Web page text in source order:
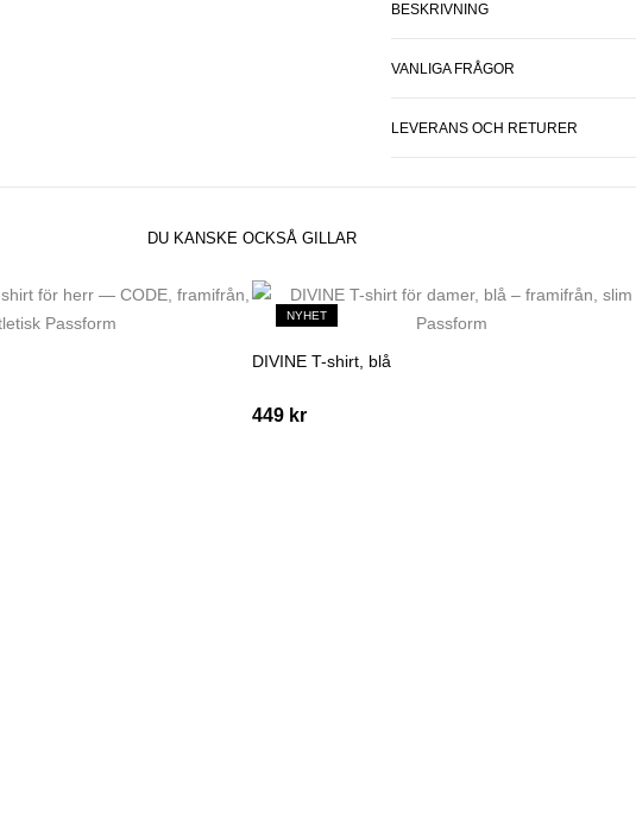
BESKRIVNING
VANLIGA FRÅGOR
LEVERANS OCH RETURER
DU KANSKE OCKSÅ GILLAR
NYHET
DIVINE T-shirt, blå
449 kr